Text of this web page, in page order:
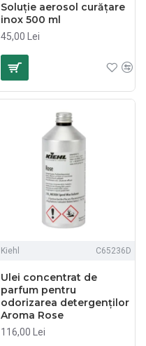
Soluție aerosol curățare
inox 500 ml
45,00 Lei
Kiehl C65236D
Ulei concentrat de
parfum pentru
odorizarea detergenților
Aroma Rose
116,00 Lei